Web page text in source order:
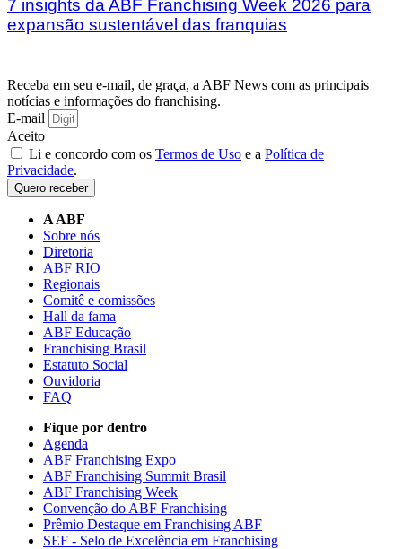
7 insights da ABF Franchising Week 2026 para
expansão sustentável das franquias
Receba em seu e-mail, de graça, a ABF News com as principais
notícias e informações do franchising.
E-mail
Aceito
Li e concordo com os Termos de Uso e a Política de
Privacidade.
Quero receber
A ABF
Sobre nós
Diretoria
ABF RIO
Regionais
Comitê e comissões
Hall da fama
ABF Educação
Franchising Brasil
Estatuto Social
Ouvidoria
FAQ
Fique por dentro
Agenda
ABF Franchising Expo
ABF Franchising Summit Brasil
ABF Franchising Week
Convenção do ABF Franchising
Prêmio Destaque em Franchising ABF
SEF - Selo de Excelência em Franchising